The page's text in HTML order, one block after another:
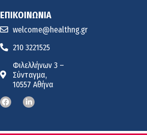
ΕΠΙΚΟΙΝΩΝΙΑ
welcome@healthng.gr
210 3221525
Φιλελλήνων 3 –
Σύνταγμα,
10557 Αθήνα